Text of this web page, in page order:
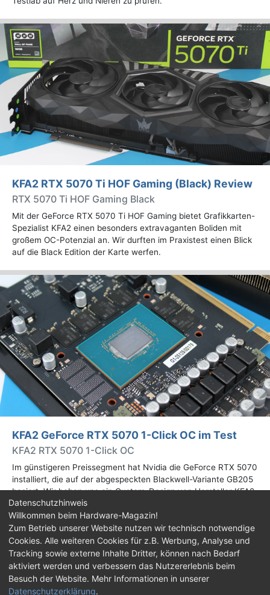
KFA2 RTX 5070 Ti HOF Gaming (Black) Review
RTX 5070 Ti HOF Gaming Black
Mit der GeForce RTX 5070 Ti HOF Gaming bietet Grafikkarten-
Spezialist KFA2 einen besonders extravaganten Boliden mit
großem OC-Potenzial an. Wir durften im Praxistest einen Blick
auf die Black Edition der Karte werfen.
KFA2 GeForce RTX 5070 1-Click OC im Test
KFA2 RTX 5070 1-Click OC
Im günstigeren Preissegment hat Nvidia die GeForce RTX 5070
installiert, die auf der abgespeckten Blackwell-Variante GB205
basiert. Wir haben uns ein Custom-Design von Hersteller KFA2
im Test genauer angesehen.
Impressum |Kontakt|Jobs |Datenschutz|
Consent‑Einstellungen|Haftungsausschluss
Feed Facebook YouTube
Datenschutzhinweis
Willkommen beim Hardware-Magazin!
Zum Betrieb unserer Website nutzen wir technisch notwendige
Cookies. Alle weiteren Cookies für z.B. Werbung, Analyse und
Tracking sowie externe Inhalte Dritter, können nach Bedarf
aktiviert werden und verbessern das Nutzererlebnis beim
Besuch der Website. Mehr Informationen in unserer
Datenschutzerklärung.